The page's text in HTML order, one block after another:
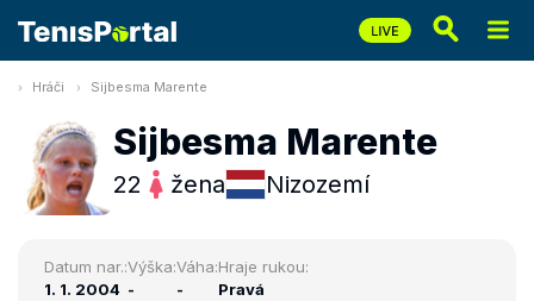
Hráči Sijbesma Marente
Sijbesma Marente
22 žena Nizozemí
Datum nar.:
1. 1. 2004
Výška:
-
Váha:
-
Hraje rukou:
Pravá